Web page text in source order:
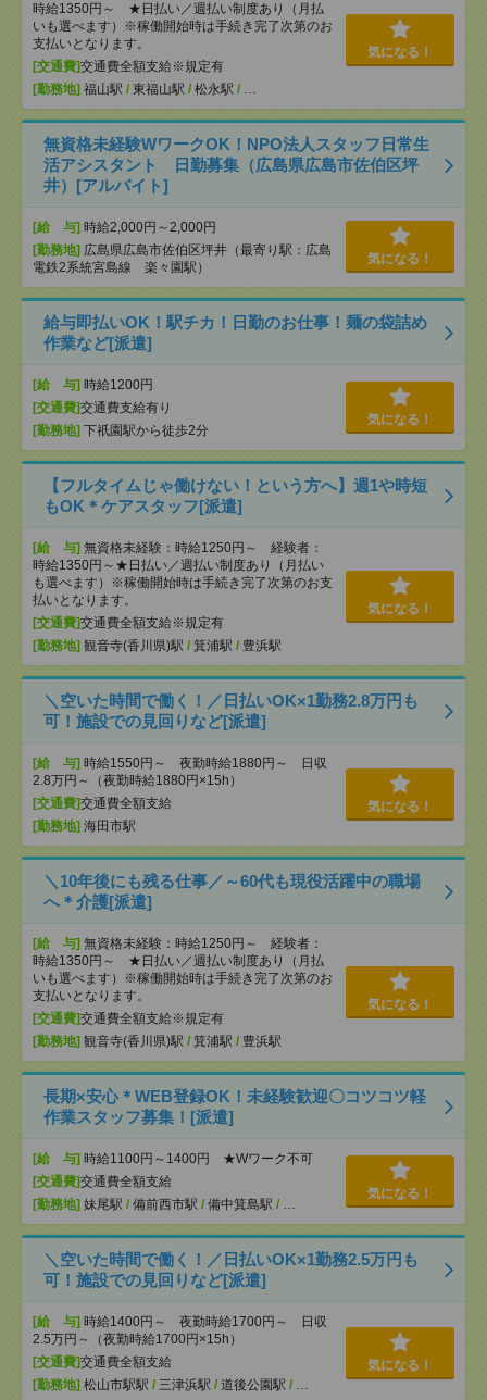
時給1350円～ ★日払い／週払い制度あり（月払
いも選べます）※稼働開始時は手続き完了次第のお
支払いとなります。
[交通費]交通費全額支給※規定有
[勤務地] 福山駅 / 東福山駅 / 松永駅 / …
気になる！
無資格未経験WワークOK！NPO法人スタッフ日常生
活アシスタント 日勤募集（広島県広島市佐伯区坪
井）[アルバイト]
[給 与] 時給2,000円～2,000円
[勤務地] 広島県広島市佐伯区坪井（最寄り駅：広島
電鉄2系統宮島線 楽々園駅）
気になる！
給与即払いOK！駅チカ！日勤のお仕事！麺の袋詰め
作業など[派遣]
[給 与] 時給1200円
[交通費]交通費支給有り
[勤務地] 下祇園駅から徒歩2分
気になる！
【フルタイムじゃ働けない！という方へ】週1や時短
もOK＊ケアスタッフ[派遣]
[給 与] 無資格未経験：時給1250円～ 経験者：
時給1350円～★日払い／週払い制度あり（月払い
も選べます）※稼働開始時は手続き完了次第のお支
払いとなります。
[交通費]交通費全額支給※規定有
[勤務地] 観音寺(香川県)駅 / 箕浦駅 / 豊浜駅
気になる！
＼空いた時間で働く！／日払いOK×1勤務2.8万円も
可！施設での見回りなど[派遣]
[給 与] 時給1550円～ 夜勤時給1880円～ 日収
2.8万円～（夜勤時給1880円×15h）
[交通費]交通費全額支給
[勤務地] 海田市駅
気になる！
＼10年後にも残る仕事／～60代も現役活躍中の職場
へ＊介護[派遣]
[給 与] 無資格未経験：時給1250円～ 経験者：
時給1350円～ ★日払い／週払い制度あり（月払
いも選べます）※稼働開始時は手続き完了次第のお
支払いとなります。
[交通費]交通費全額支給※規定有
[勤務地] 観音寺(香川県)駅 / 箕浦駅 / 豊浜駅
気になる！
長期×安心＊WEB登録OK！未経験歓迎〇コツコツ軽
作業スタッフ募集！[派遣]
[給 与] 時給1100円～1400円 ★Wワーク不可
[交通費]交通費全額支給
[勤務地] 妹尾駅 / 備前西市駅 / 備中箕島駅 / …
気になる！
＼空いた時間で働く！／日払いOK×1勤務2.5万円も
可！施設での見回りなど[派遣]
[給 与] 時給1400円～ 夜勤時給1700円～ 日収
2.5万円～（夜勤時給1700円×15h）
[交通費]交通費全額支給
[勤務地] 松山市駅駅 / 三津浜駅 / 道後公園駅 / …
気になる！